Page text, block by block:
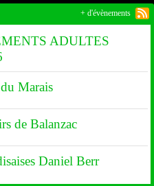
ADULTES
Marais
de Balanzac
Daniel Berr
+ d'évènements